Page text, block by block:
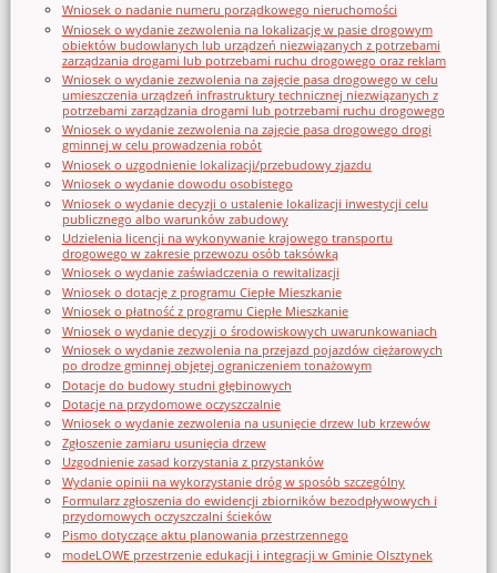
Wniosek o nadanie numeru porządkowego nieruchomości
Wniosek o wydanie zezwolenia na lokalizację w pasie drogowym
obiektów budowlanych lub urządzeń niezwiązanych z potrzebami
zarządzania drogami lub potrzebami ruchu drogowego oraz reklam
Wniosek o wydanie zezwolenia na zajęcie pasa drogowego w celu
umieszczenia urządzeń infrastruktury technicznej niezwiązanych z
potrzebami zarządzania drogami lub potrzebami ruchu drogowego
Wniosek o wydanie zezwolenia na zajęcie pasa drogowego drogi
gminnej w celu prowadzenia robót
Wniosek o uzgodnienie lokalizacji/przebudowy zjazdu
Wniosek o wydanie dowodu osobistego
Wniosek o wydanie decyzji o ustalenie lokalizacji inwestycji celu
publicznego albo warunków zabudowy
Udzielenia licencji na wykonywanie krajowego transportu
drogowego w zakresie przewozu osób taksówką
Wniosek o wydanie zaświadczenia o rewitalizacji
Wniosek o dotację z programu Ciepłe Mieszkanie
Wniosek o płatność z programu Ciepłe Mieszkanie
Wniosek o wydanie decyzji o środowiskowych uwarunkowaniach
Wniosek o wydanie zezwolenia na przejazd pojazdów ciężarowych
po drodze gminnej objętej ograniczeniem tonażowym
Dotacje do budowy studni głębinowych
Dotacje na przydomowe oczyszczalnie
Wniosek o wydanie zezwolenia na usunięcie drzew lub krzewów
Zgłoszenie zamiaru usunięcia drzew
Uzgodnienie zasad korzystania z przystanków
Wydanie opinii na wykorzystanie dróg w sposób szczególny
Formularz zgłoszenia do ewidencji zbiorników bezodpływowych i
przydomowych oczyszczalni ścieków
Pismo dotyczące aktu planowania przestrzennego
modeLOWE przestrzenie edukacji i integracji w Gminie Olsztynek